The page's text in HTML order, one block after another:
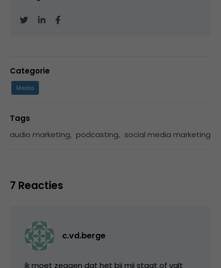
Categorie
Media
Tags
audio marketing, podcasting, social media marketing
7 Reacties
c.vd.berge
ik moet zeggen dat het bij mij staat of valt